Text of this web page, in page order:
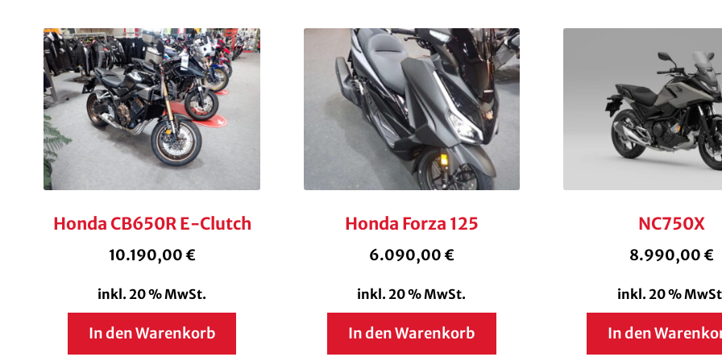
Honda CB650R E-Clutch
10.190,00€
inkl. 20 % MwSt.
In den Warenkorb
Honda Forza 125
6.090,00€
inkl. 20 % MwSt.
In den Warenkorb
NC750X
8.990,00€
inkl. 20 %
In den